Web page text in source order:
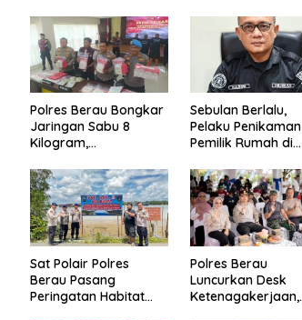
Polres Berau Bongkar
Jaringan Sabu 8
Kilogram,
dari Dalam Lapas
Tarakan
Sebulan Berlalu,
Pelaku Penikaman
Pemilik Rumah di
Diburu Polisi
Sat Polair Polres
Berau Pasang
Peringatan Habitat
Polres Berau
Luncurkan Desk
Ketenagakerjaan,